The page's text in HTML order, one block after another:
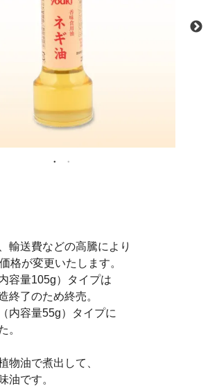
輸送費などの高騰により
格が変更いたします。
容量105g）タイプは
終了のため終売。
内容量55g）タイプに
。
物油で煮出して、
油です。